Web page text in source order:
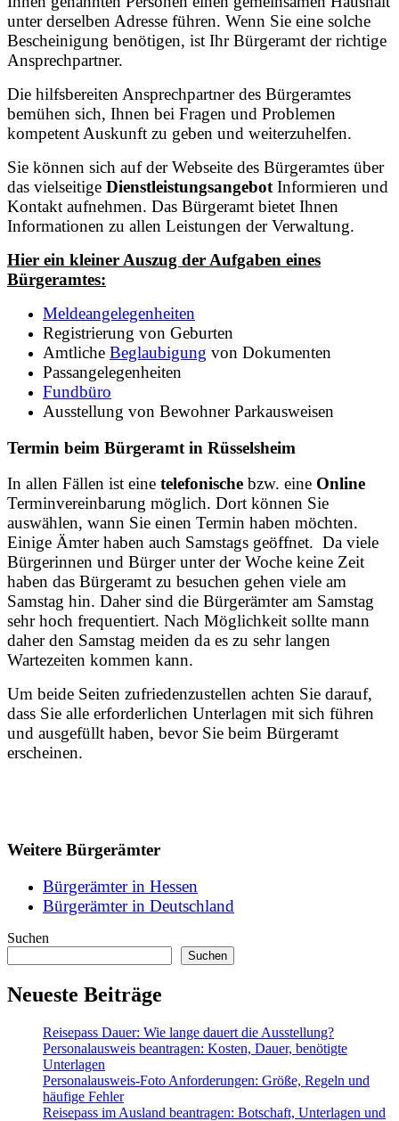
unter derselben Adresse führen. Wenn Sie eine solche
Bescheinigung benötigen, ist Ihr Bürgeramt der richtige
Ansprechpartner.
Die hilfsbereiten Ansprechpartner des Bürgeramtes
bemühen sich, Ihnen bei Fragen und Problemen
kompetent Auskunft zu geben und weiterzuhelfen.
Sie können sich auf der Webseite des Bürgeramtes über
das vielseitige Dienstleistungsangebot Informieren und
Kontakt aufnehmen. Das Bürgeramt bietet Ihnen
Informationen zu allen Leistungen der Verwaltung.
Hier ein kleiner Auszug der Aufgaben eines
Bürgeramtes:
Meldeangelegenheiten
Registrierung von Geburten
Amtliche Beglaubigung von Dokumenten
Passangelegenheiten
Fundbüro
Ausstellung von Bewohner Parkausweisen
Termin beim Bürgeramt in Rüsselsheim
In allen Fällen ist eine telefonische bzw. eine Online
Terminvereinbarung möglich. Dort können Sie
auswählen, wann Sie einen Termin haben möchten.
Einige Ämter haben auch Samstags geöffnet. Da viele
Bürgerinnen und Bürger unter der Woche keine Zeit
haben das Bürgeramt zu besuchen gehen viele am
Samstag hin. Daher sind die Bürgerämter am Samstag
sehr hoch frequentiert. Nach Möglichkeit sollte mann
daher den Samstag meiden da es zu sehr langen
Wartezeiten kommen kann.
Um beide Seiten zufriedenzustellen achten Sie darauf,
dass Sie alle erforderlichen Unterlagen mit sich führen
und ausgefüllt haben, bevor Sie beim Bürgeramt
erscheinen.
Weitere Bürgerämter
Bürgerämter in Hessen
Bürgerämter in Deutschland
Suchen
Suchen
Neueste Beiträge
Reisepass Dauer: Wie lange dauert die Ausstellung?
Personalausweis beantragen: Kosten, Dauer, benötigte
Unterlagen
Personalausweis-Foto Anforderungen: Größe, Regeln und
häufige Fehler
Reisepass im Ausland beantragen: Botschaft, Unterlagen und